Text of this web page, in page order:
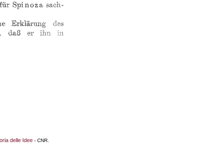
delle Idee - CNR.